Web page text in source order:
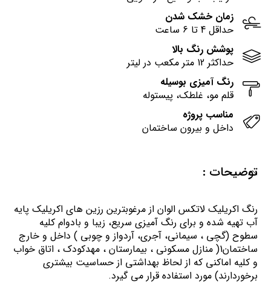
زمان خشک شدن
حداقل 4 تا 6 ساعت
پوشش رنگ بالا
حداکثر 12 متر مکعب در لیتر
رنگ آمیزی بوسیله
قلم مو، غلطک، پیستوله
مناسب پروژه
داخل و بیرون ساختمان
توضیحات :
رنگ اكريليك لاتكس الوان از مرغوبترين رزين هاي اكريليك پايه
آب تهيه شده و برای رنگ آمیزی سریع، زیبا و بادوام کلیه
سطوح (گچی ، سیمانی، آجری، آردواز و چوبی ) داخل و خارج
ساختمان1( منازل مسكوني ، بيمارستان ، مهدكودك ، اتاق خواب
و كليه اماكني كه از لحاظ بهداشتي از حساسيت بيشتري
برخوردارند) مورد استفاده قرار می گیرد.